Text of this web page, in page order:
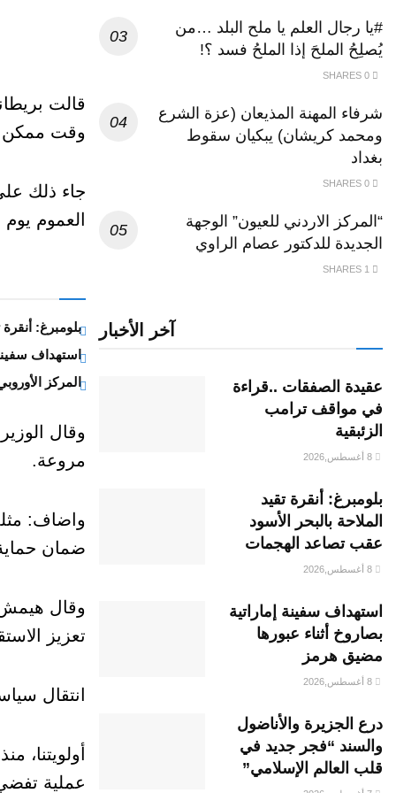
قالت
وقت ممكن
جاء ذلك
العموم
بلومبرغ:
استهداف
المركز
وقال
مروعة.
واضاف:
ضمان
وقال
تعزيز
انتقال
عملية
#يا رجال العلم يا ملح البلد …من
يُصلِحُ الملحَ إذا الملحُ فسد ؟!
شرفاء المهنة المذيعان (عزة الشرع
ومحمد كريشان) يبكيان سقوط
بغداد
“المركز الاردني للعيون” الوجهة
الجديدة للدكتور عصام الراوي
آخر الأخبار
عقيدة الصفقات ..قراءة
في مواقف ترامب
الزئبقية
بلومبرغ: أنقرة تقيد
الملاحة بالبحر الأسود
عقب تصاعد الهجمات
استهداف سفينة إماراتية
بصاروخ أثناء عبورها
مضيق هرمز
درع الجزيرة والأناضول
والسند “فجر جديد في
قلب العالم الإسلامي”